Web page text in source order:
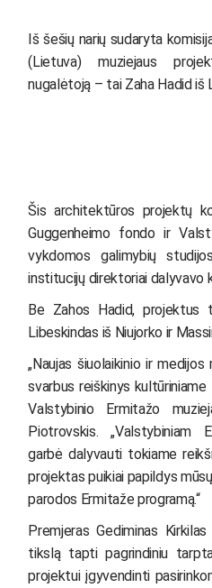
Iš šešių narių sudaryta
(Lietuva) muziejaus
nugalėtoją – tai Zaha Hadid iš
Šis architektūros projektų
Guggenheimo fondo ir
vykdomos galimybių
institucijų direktoriai dalyvavo
Be Zahos Hadid, projektus
Libeskindas iš Niujorko ir
„Naujas šiuolaikinio ir
svarbus reiškinys
Valstybinio Ermitažo
Piotrovskis. „Valstybiniam
garbė dalyvauti tokiame
projektas puikiai papildys
parodos Ermitaže programą.“
Premjeras Gediminas
tikslą tapti pagrindiniu
projektui įgyvendinti